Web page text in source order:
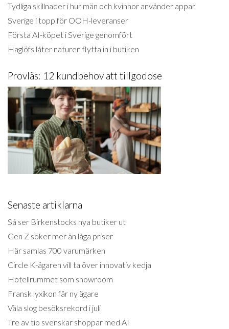
Tydliga skillnader i hur män och kvinnor använder appar
Sverige i topp för OOH-leveranser
Första AI-köpet i Sverige genomfört
Haglöfs låter naturen flytta in i butiken
Provläs: 12 kundbehov att tillgodose
Senaste artiklarna
Så ser Birkenstocks nya butiker ut
Gen Z söker mer än låga priser
Här samlas 700 varumärken
Circle K-ägaren vill ta över innovativ kedja
Hotellrummet som showroom
Fransk lyxikon får ny ägare
Väla slog besöksrekord i juli
Tre av tio svenskar shoppar med AI